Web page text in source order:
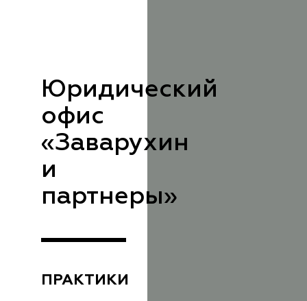
Юридический
офис
«Заварухин
и
партнеры»
ПРАКТИКИ